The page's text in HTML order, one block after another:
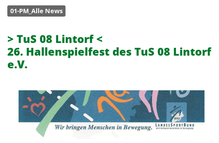
01-PM_Alle News
> TuS 08 Lintorf <
26. Hallenspielfest des TuS 08 Lintorf
e.V.